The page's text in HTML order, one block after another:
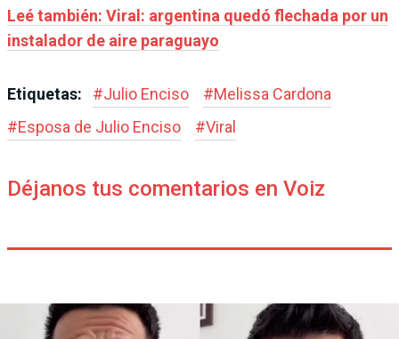
Leé también: Viral: argentina quedó flechada por un
instalador de aire paraguayo
Etiquetas: #Julio Enciso #Melissa Cardona
#Esposa de Julio Enciso #Viral
Déjanos tus comentarios en Voiz